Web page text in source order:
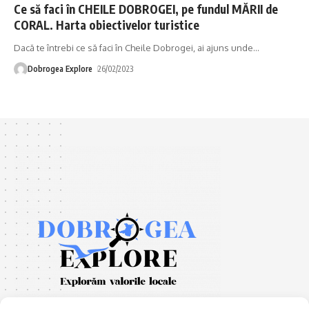
Ce să faci în CHEILE DOBROGEI, pe fundul MĂRII de
CORAL. Harta obiectivelor turistice
Dacă te întrebi ce să faci în Cheile Dobrogei, ai ajuns unde…
Dobrogea Explore 26/02/2023